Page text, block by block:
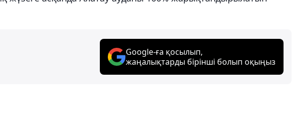
Google-ға қосылып,
жаңалықтарды бірінші болып оқыңыз